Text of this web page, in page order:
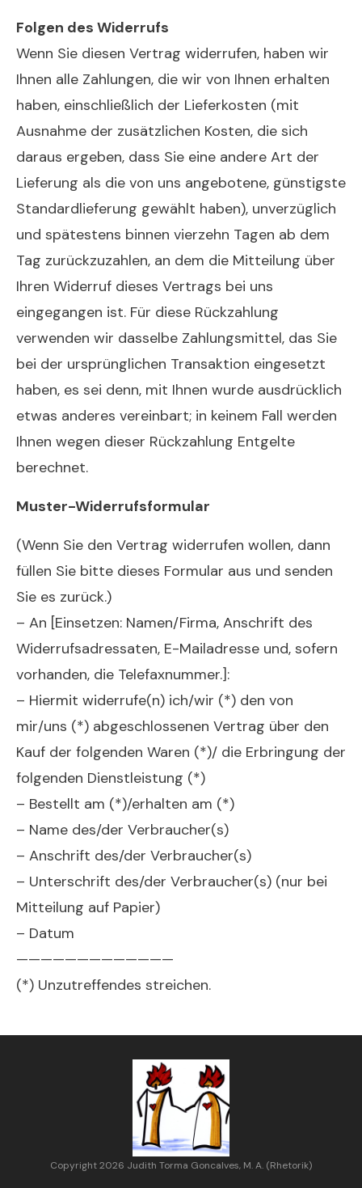
Folgen des Widerrufs
Wenn Sie diesen Vertrag widerrufen, haben wir
Ihnen alle Zahlungen, die wir von Ihnen erhalten
haben, einschließlich der Lieferkosten (mit
Ausnahme der zusätzlichen Kosten, die sich
daraus ergeben, dass Sie eine andere Art der
Lieferung als die von uns angebotene, günstigste
Standardlieferung gewählt haben), unverzüglich
und spätestens binnen vierzehn Tagen ab dem
Tag zurückzuzahlen, an dem die Mitteilung über
Ihren Widerruf dieses Vertrags bei uns
eingegangen ist. Für diese Rückzahlung
verwenden wir dasselbe Zahlungsmittel, das Sie
bei der ursprünglichen Transaktion eingesetzt
haben, es sei denn, mit Ihnen wurde ausdrücklich
etwas anderes vereinbart; in keinem Fall werden
Ihnen wegen dieser Rückzahlung Entgelte
berechnet.
Muster-Widerrufsformular
(Wenn Sie den Vertrag widerrufen wollen, dann
füllen Sie bitte dieses Formular aus und senden
Sie es zurück.)
– An [Einsetzen: Namen/Firma, Anschrift des
Widerrufsadressaten, E-Mailadresse und, sofern
vorhanden, die Telefaxnummer.]:
– Hiermit widerrufe(n) ich/wir (*) den von
mir/uns (*) abgeschlossenen Vertrag über den
Kauf der folgenden Waren (*)/ die Erbringung der
folgenden Dienstleistung (*)
– Bestellt am (*)/erhalten am (*)
– Name des/der Verbraucher(s)
– Anschrift des/der Verbraucher(s)
– Unterschrift des/der Verbraucher(s) (nur bei
Mitteilung auf Papier)
– Datum
—————————————
(*) Unzutreffendes streichen.
Copyright 2026 Judith Torma Goncalves, M. A. (Rhetorik)